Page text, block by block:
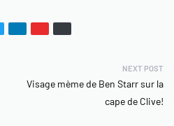
NEXT POST
Visage mème de Ben Starr sur la
cape de Clive!